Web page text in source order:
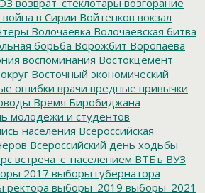
война в Сирии Войтенков вокзал
Волочаевка Волочаевская битва
борьба Ворожбит Воропаева
воспоминания Востокцемент
Восточный экономический
ошибки врачи вредные привычки
Время Биробиджана
молодежи и студентов
населения Всероссийская
Всероссийский день ходьбы
встреча_с_населением ВТБъ ВУЗ
2017 выборы губернатора
ректора выборы_2019 выборы_2021